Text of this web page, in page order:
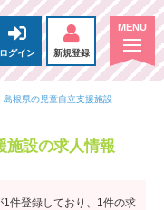
ログイン 新規登録
島根県の児童自立支援施設
施設の求人情報
件登録しており、1件の求